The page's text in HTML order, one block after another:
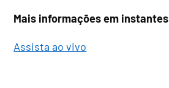
Mais informações em instantes
Assista ao vivo